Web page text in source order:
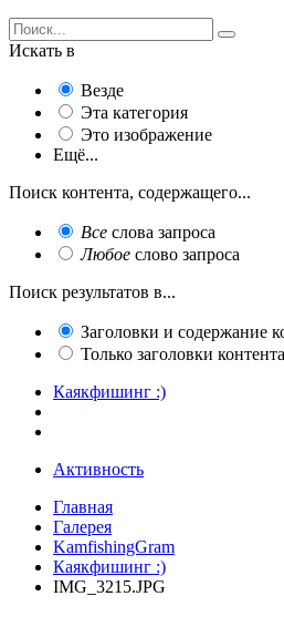
Искать в
Везде
Эта категория
Это изображение
Ещё...
Поиск контента, содержащего...
Все слова запроса
Любое слово запроса
Поиск результатов в...
Заголовки и содержание
Только заголовки контента
Каякфишинг :)
Активность
Главная
Галерея
KamfishingGram
Каякфишинг :)
IMG_3215.JPG